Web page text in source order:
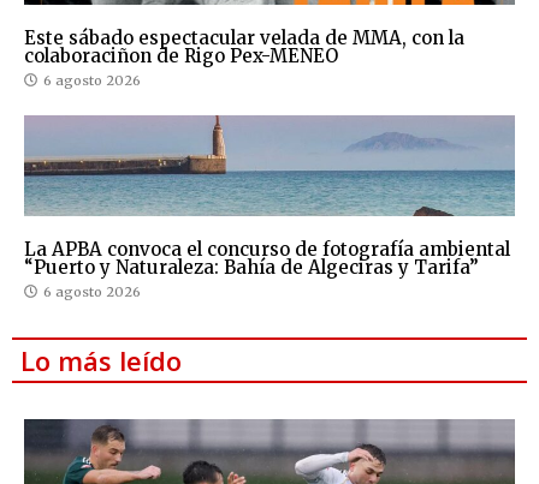
Este sábado espectacular velada de MMA, con la
colaboraciñon de Rigo Pex-MENEO
6 agosto 2026
La APBA convoca el concurso de fotografía ambiental
“Puerto y Naturaleza: Bahía de Algeciras y Tarifa”
6 agosto 2026
Lo más leído